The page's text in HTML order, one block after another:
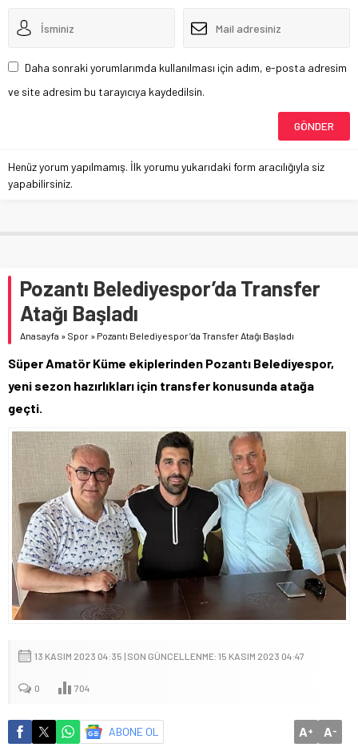
Daha sonraki yorumlarımda kullanılması için adım, e-posta adresim
ve site adresim bu tarayıcıya kaydedilsin.
Henüz yorum yapılmamış. İlk yorumu yukarıdaki form aracılığıyla siz
yapabilirsiniz.
Pozantı Belediyespor’da Transfer
Atağı Başladı
Anasayfa » Spor » Pozantı Belediyespor’da Transfer Atağı Başladı
Süper Amatör Küme ekiplerinden Pozantı Belediyespor,
yeni sezon hazırlıkları için transfer konusunda atağa
geçti.
13 KASIM 2023 04:35 | SON GÜNCELLENME: 15 KASIM 2023 04:47
0 704
ABONE OL A+ A-